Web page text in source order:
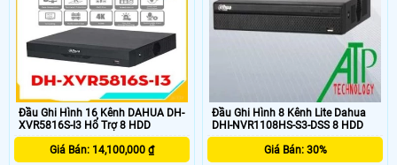
ảnh, phù hợp với các dự án văn
phòng, nhà xưởng, công ty,
Đầu Ghi Hình 16 Kênh DAHUA DH-
XVR5816S-I3 Hổ Trợ 8 HDD
Giá Bán: 14,100,000 ₫
Đầu Ghi Hình 8 Kênh Lite Dahua
DHI-NVR1108HS-S3-DSS 8 HDD
Giá Bán: 30%